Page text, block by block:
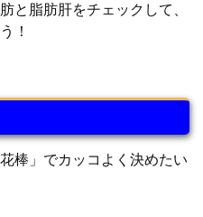
と脂肪肝をチェックして、
！
棒」でカッコよく決めたい